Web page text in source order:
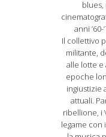
blues,
anni
Il collettivo
militante,
alle lotte e
epoche
ingiustizie
attuali.
ribellione, i
legame con